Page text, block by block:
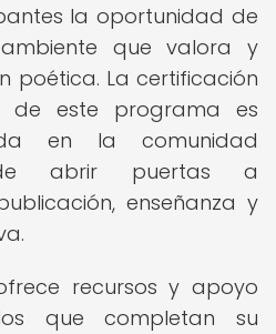
la oportunidad de
que valora y
poética. La certificación
de este programa es
en la comunidad
abrir puertas a
enseñanza y
recursos y apoyo
que completan su